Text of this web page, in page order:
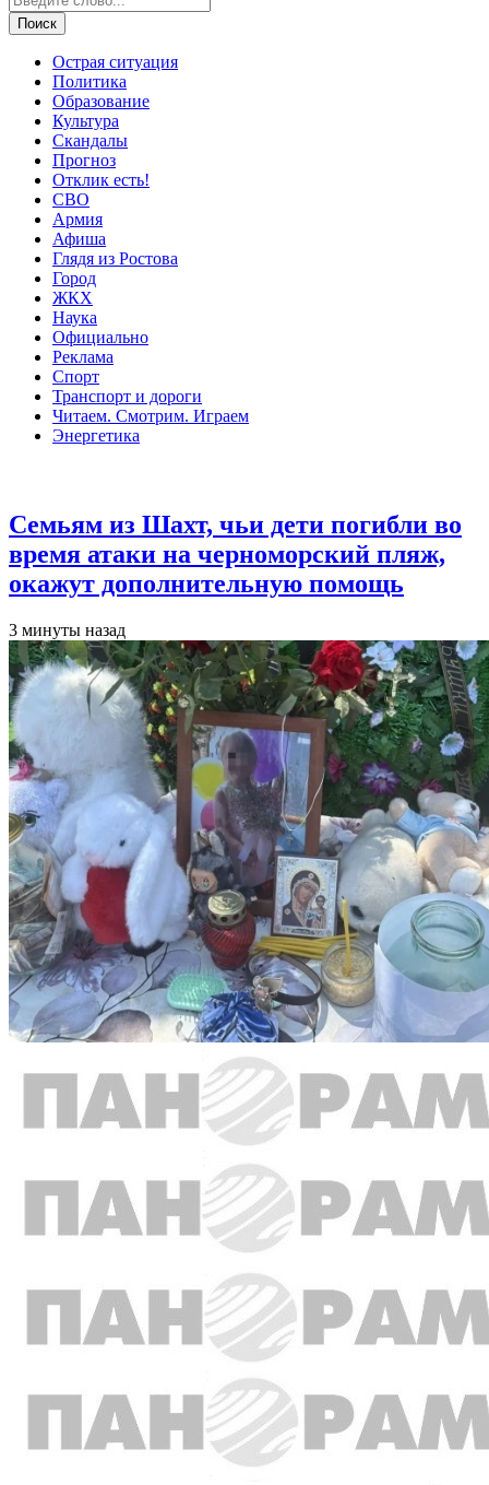
Острая ситуация
Политика
Образование
Культура
Скандалы
Прогноз
Отклик есть!
СВО
Армия
Афиша
Глядя из Ростова
Город
ЖКХ
Наука
Официально
Реклама
Спорт
Транспорт и дороги
Читаем. Смотрим. Играем
Энергетика
Семьям из Шахт, чьи дети погибли во
время атаки на черноморский пляж,
окажут дополнительную помощь
3 минуты назад